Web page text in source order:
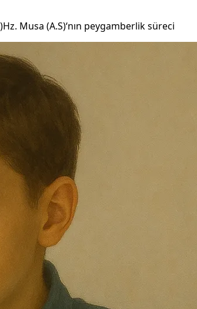
Hz. Musa (A.S)‘nın peygamberlik süreci